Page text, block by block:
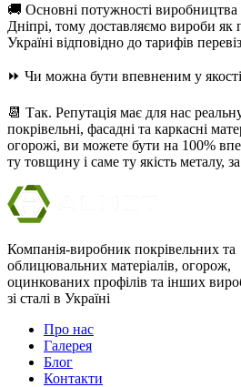
🚚 Основні потужності виробництва
Дніпрі, тому доставляємо вироби як
Україні відповідно до тарифів
⏩ Чи можна бути впевненим у якості
📆 Так. Репутація має для нас
покрівельні, фасадні та каркасні
огорожі, ви можете бути на 100%
ту товщину і саме ту якість металу,
Компанія-виробник покрівельних та
облицювальних матеріалів, огорож,
оцинкованих профілів та інших
зі сталі в Україні
Про нас
Галерея
Блог
Контакти